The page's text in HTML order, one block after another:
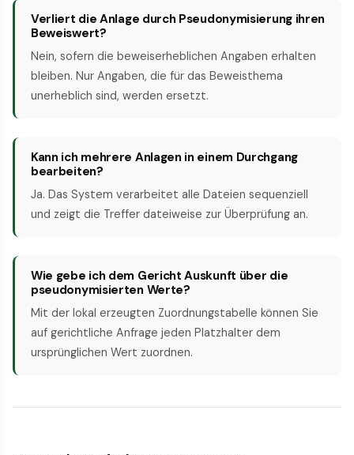
Verliert die Anlage durch Pseudonymisierung ihren
Beweiswert?
Nein, sofern die beweiserheblichen Angaben erhalten
bleiben. Nur Angaben, die für das Beweisthema
unerheblich sind, werden ersetzt.
Kann ich mehrere Anlagen in einem Durchgang
bearbeiten?
Ja. Das System verarbeitet alle Dateien sequenziell
und zeigt die Treffer dateiweise zur Überprüfung an.
Wie gebe ich dem Gericht Auskunft über die
pseudonymisierten Werte?
Mit der lokal erzeugten Zuordnungstabelle können Sie
auf gerichtliche Anfrage jeden Platzhalter dem
ursprünglichen Wert zuordnen.